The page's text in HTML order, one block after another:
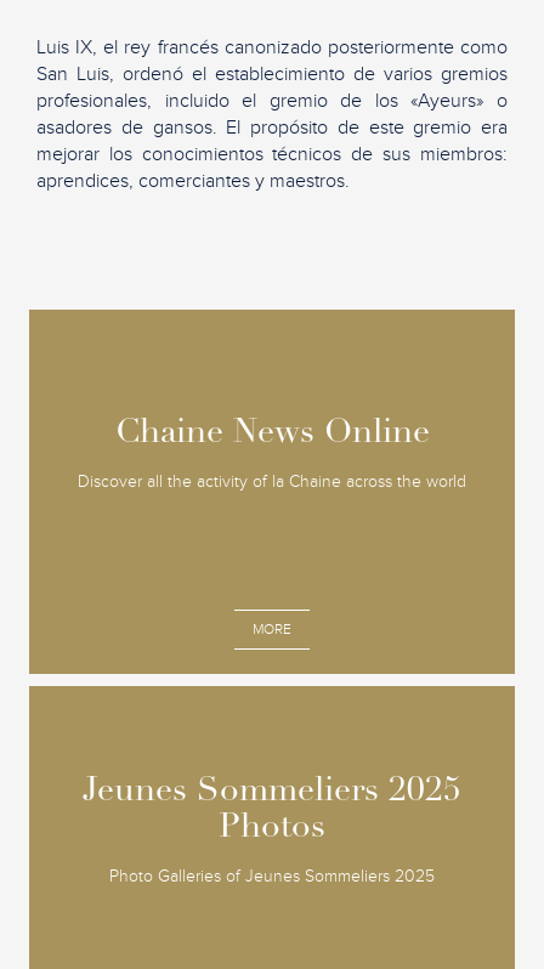
Luis IX, el rey francés canonizado posteriormente como
San Luis, ordenó el establecimiento de varios gremios
profesionales, incluido el gremio de los «Ayeurs» o
asadores de gansos. El propósito de este gremio era
mejorar los conocimientos técnicos de sus miembros:
aprendices, comerciantes y maestros.
Chaine News Online
Discover all the activity of la Chaine across the world
MORE
Chaine News Online
Jeunes Sommeliers 2025
Photos
Photo Galleries of Jeunes Sommeliers 2025
Jeunes Sommeliers 2025
Photos